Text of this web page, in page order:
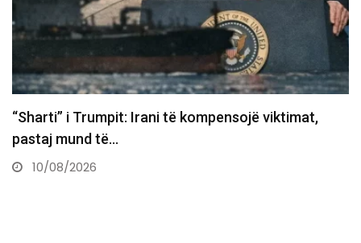
Deputeti i LVV-së: S’ka dobi të konstituohet
pa marrëveshje…
10/08/2026